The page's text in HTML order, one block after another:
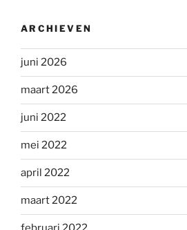
ARCHIEVEN
juni 2026
maart 2026
juni 2022
mei 2022
april 2022
maart 2022